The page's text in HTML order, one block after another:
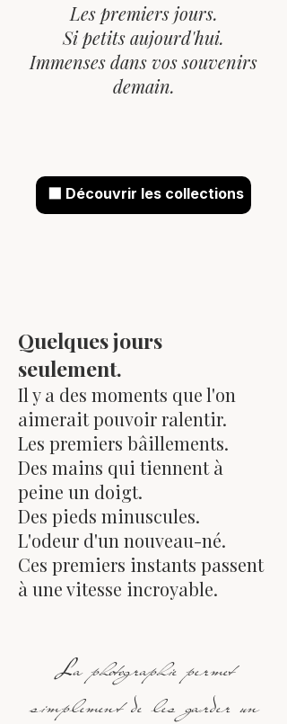
Les premiers jours.
Si petits aujourd'hui.
Immenses dans vos souvenirs
demain.
⬛ Découvrir les collections
Quelques jours
seulement.
Il y a des moments que l'on
aimerait pouvoir ralentir.
Les premiers bâillements.
Des mains qui tiennent à
peine un doigt.
Des pieds minuscules.
L'odeur d'un nouveau-né.
Ces premiers instants passent
à une vitesse incroyable.
La photographie permet
simplement de les garder un